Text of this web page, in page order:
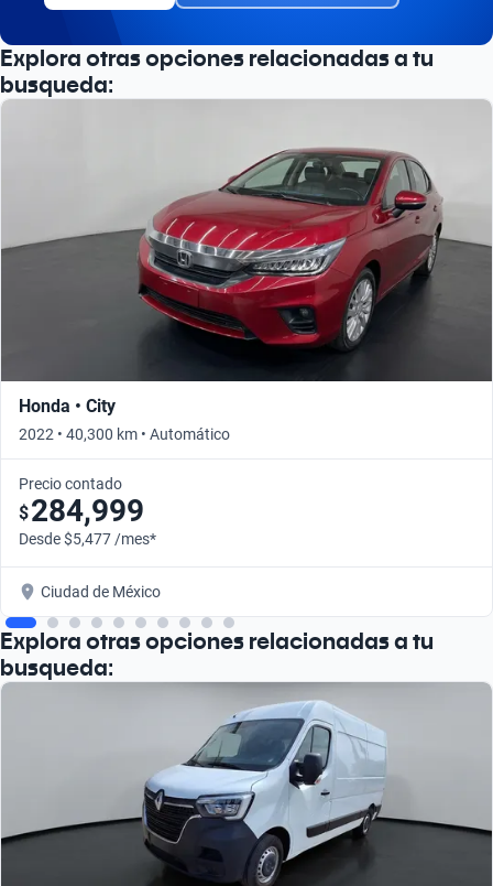
Explora otras opciones relacionadas a tu
busqueda:
Honda • City
2022 • 40,300 km • Automático
Precio contado
$284,999
Desde $5,477 /mes*
Ciudad de México
Explora otras opciones relacionadas a tu
busqueda: